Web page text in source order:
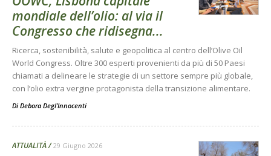
mondiale dell’olio: al via il
Congresso che ridisegna...
Ricerca, sostenibilità, salute e geopolitica al centro dell’Olive Oil
World Congress. Oltre 300 esperti provenienti da più di 50 Paesi
chiamati a delineare le strategie di un settore sempre più globale,
con l’olio extra vergine protagonista della transizione alimentare.
Di Debora Degl’Innocenti
ATTUALITÀ 29 Giugno 2026